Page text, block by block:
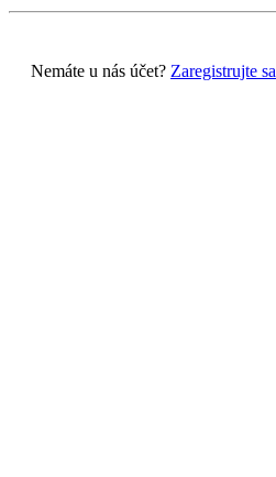
Nemáte u nás účet? Zaregistrujte sa